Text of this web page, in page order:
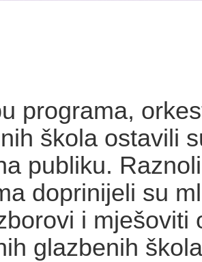
programa,
škola ostavili
publiku.
doprinijeli su
i mješoviti
glazbenih